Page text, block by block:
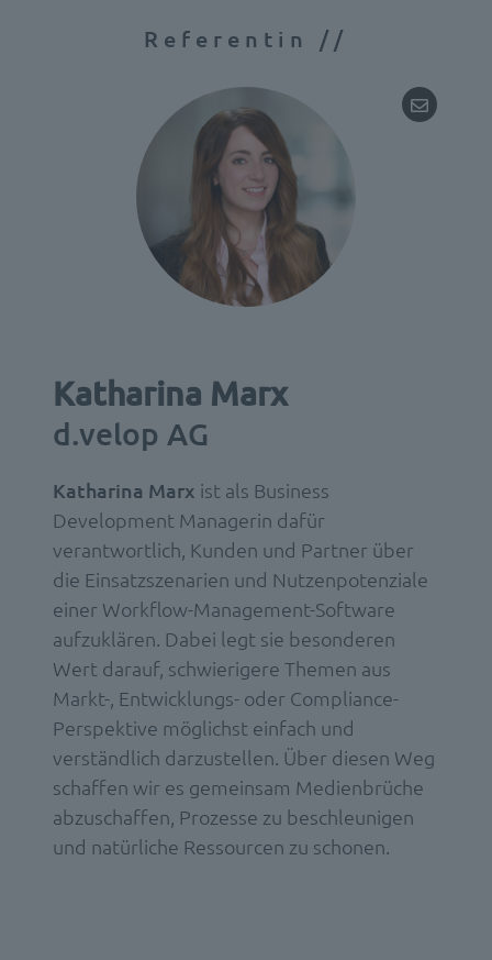
Referentin //
Katharina Marx
d.velop AG
Katharina Marx ist als Business
Development Managerin dafür
verantwortlich, Kunden und Partner über
die Einsatzszenarien und Nutzenpotenziale
einer Workflow-Management-Software
aufzuklären. Dabei legt sie besonderen
Wert darauf, schwierigere Themen aus
Markt-, Entwicklungs- oder Compliance-
Perspektive möglichst einfach und
verständlich darzustellen. Über diesen Weg
schaffen wir es gemeinsam Medienbrüche
abzuschaffen, Prozesse zu beschleunigen
und natürliche Ressourcen zu schonen.